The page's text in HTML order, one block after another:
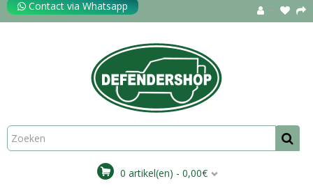
Contact via Whatsapp
0 artikel(en) - 0,00€